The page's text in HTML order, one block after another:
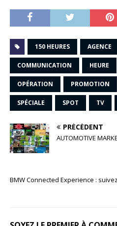
150 HEURES AGENCE
COMMUNICATION HEURE
OPÉRATION PROMOTION
SPÉCIALE SPOT TV
PRÉCÉDENT
AUTOMOTIVE
BMW Connected Experience :